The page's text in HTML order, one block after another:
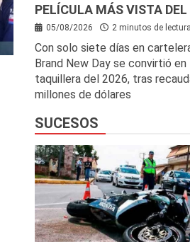
PELÍCULA MÁS VISTA
05/08/2026 2 minutos de lectura
Con solo siete días en
Brand New Day se convirtió
taquillera del 2026, tras
millones de dólares
SUCESOS